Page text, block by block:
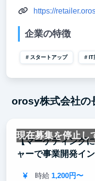
https://
企業の特徴
スタートアップ
orosy株式会社の
現在募集を停止し
【マーケティング
ャーで事業開発イ
時給 1,200円〜